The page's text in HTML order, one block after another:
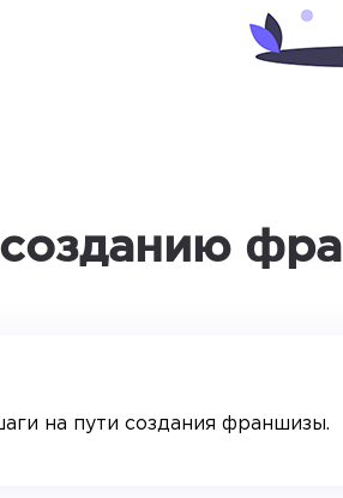
созданию
на пути создания франшизы.